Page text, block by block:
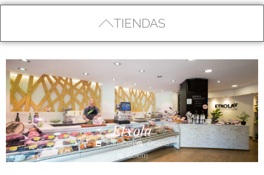
TIENDAS
Etxola
Carnicería
Ordizia
Goierri